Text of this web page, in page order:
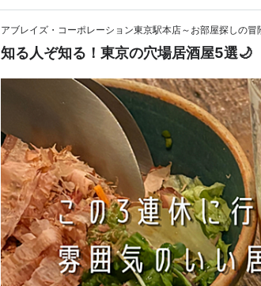
アブレイズ・コーポレーション東京駅本店～お部屋探しの冒
知る人ぞ知る！東京の穴場居酒屋5選🌙